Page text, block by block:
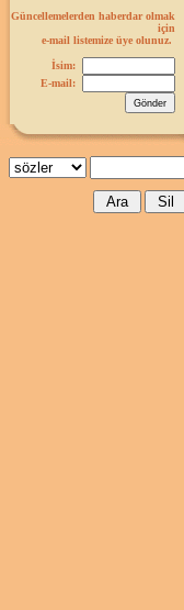
Güncellemelerden haberdar olmak
için
e-mail listemize üye olunuz.
İsim:
E-mail: